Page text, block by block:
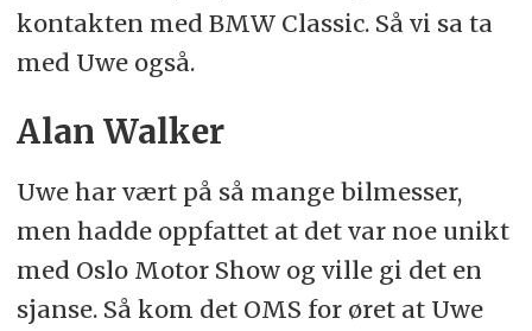
kontakten med BMW Classic. Så vi sa ta
med Uwe også.
Alan Walker
Uwe har vært på så mange bilmesser,
men hadde oppfattet at det var noe unikt
med Oslo Motor Show og ville gi det en
sjanse. Så kom det OMS for øret at Uwe